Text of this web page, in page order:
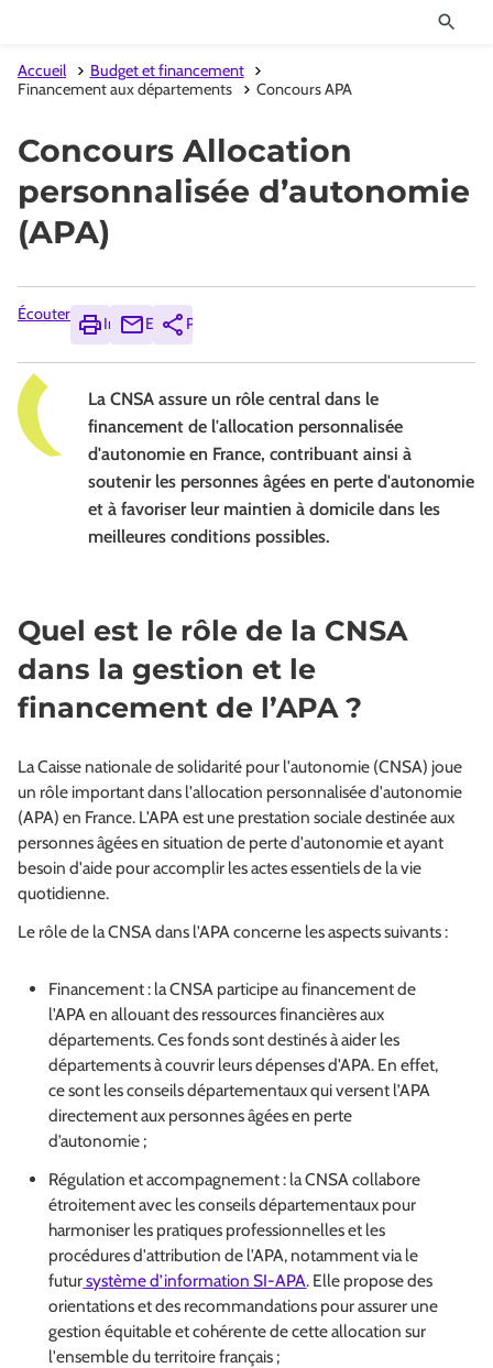
Accueil
Budget et financement
Financement aux départements
Concours APA
Concours Allocation
personnalisée d’autonomie
(APA)
Écouter
ImprimerEnvoyerPartager
La CNSA assure un rôle central dans le
financement de l'allocation personnalisée
d'autonomie en France, contribuant ainsi à
soutenir les personnes âgées en perte d'autonomie
et à favoriser leur maintien à domicile dans les
meilleures conditions possibles.
Quel est le rôle de la CNSA
dans la gestion et le
financement de l’APA ?
La Caisse nationale de solidarité pour l'autonomie (CNSA) joue
un rôle important dans l'allocation personnalisée d'autonomie
(APA) en France. L'APA est une prestation sociale destinée aux
personnes âgées en situation de perte d'autonomie et ayant
besoin d'aide pour accomplir les actes essentiels de la vie
quotidienne.
Le rôle de la CNSA dans l'APA concerne les aspects suivants :
Financement : la CNSA participe au financement de
l'APA en allouant des ressources financières aux
départements. Ces fonds sont destinés à aider les
départements à couvrir leurs dépenses d'APA. En effet,
ce sont les conseils départementaux qui versent l’APA
directement aux personnes âgées en perte
d’autonomie ;
Régulation et accompagnement : la CNSA collabore
étroitement avec les conseils départementaux pour
harmoniser les pratiques professionnelles et les
procédures d'attribution de l'APA, notamment via le
futursystème d’information SI-APA. Elle propose des
orientations et des recommandations pour assurer une
gestion équitable et cohérente de cette allocation sur
l'ensemble du territoire français ;